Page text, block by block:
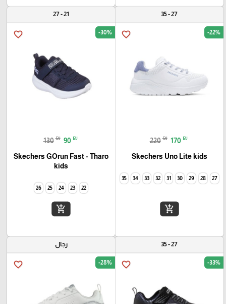
27 - 35
favorite_border -22%
220 ₪ 170 ₪
Skechers Uno Lite kids
27
28
29
30
31
32
33
34
35
add_shopping_cart
21 - 27
favorite_border -30%
130 ₪ 90 ₪
Skechers GOrun Fast - Tharo
kids
22
23
24
25
26
add_shopping_cart
27 - 35
favorite_border -33%
رجال
favorite_border -28%